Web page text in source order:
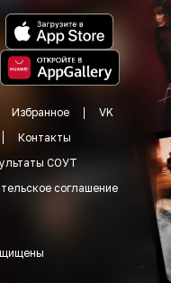
Избранное
VK
Контакты
СОУТ
соглашение